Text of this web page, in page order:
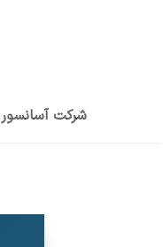
شرکت آسانسور